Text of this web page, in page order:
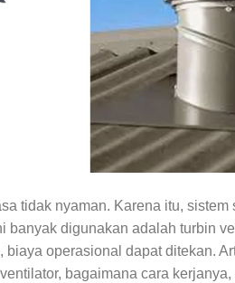
tidak nyaman. Karena itu,
banyak digunakan adalah turbin
operasional dapat ditekan.
bagaimana cara